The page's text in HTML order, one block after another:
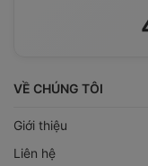
VỀ CHÚNG TÔI
Giới thiệu
Liên hệ